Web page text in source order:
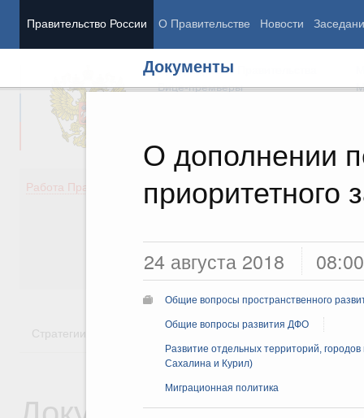
Правительство России О Правительстве Новости
Документы
О дополнении
приоритетного
24 августа 2018 08:00
Общие вопросы пространственного
Общие вопросы развития ДФО
Развитие отдельных территорий,
Сахалина и Курил)
Миграционная политика
Председатель Правительства
Вице-премьеры
Работа Правительства
Демография
Здоровье
Общество
Государство
Стратегии Государственные программы